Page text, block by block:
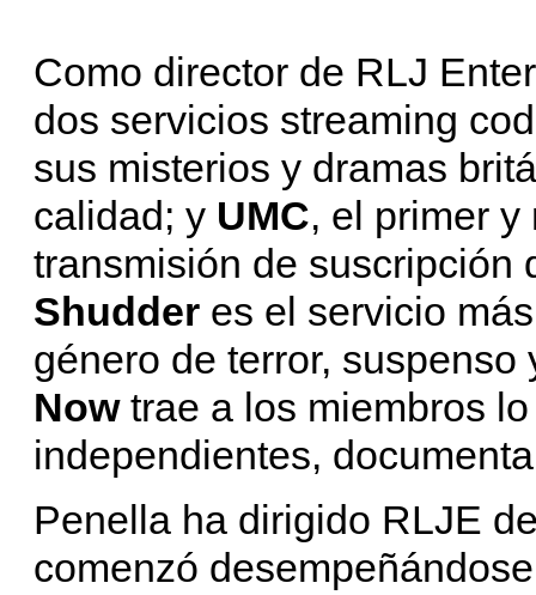
Como director de RLJ
dos servicios streaming
sus misterios y dramas
calidad; y UMC, el primer
transmisión de suscripción
Shudder es el servicio
género de terror,
Nowtrae a los miembros
independientes,
Penella ha dirigido RLJE
comenzó